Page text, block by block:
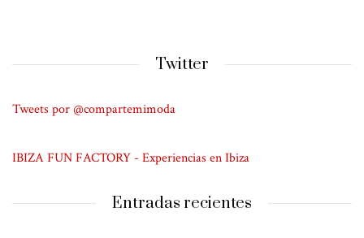
Twitter
Tweets por @compartemimoda
IBIZA FUN FACTORY - Experiencias en Ibiza
Entradas recientes